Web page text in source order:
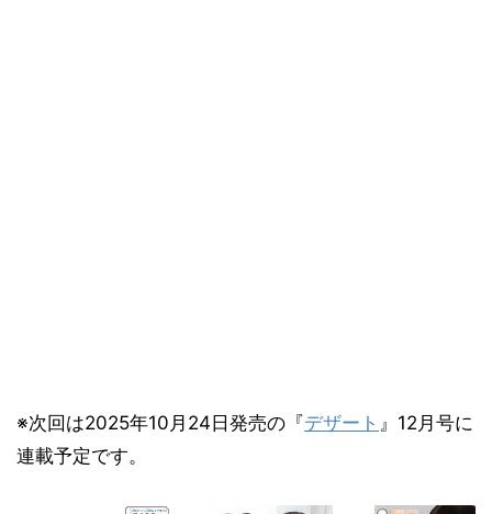
※次回は2025年10月24日発売の『デザート 』12月号に
連載予定です。